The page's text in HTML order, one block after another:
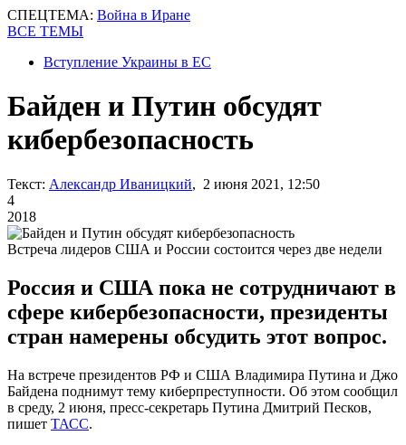
СПЕЦТЕМА: Война в Иране
ВСЕ ТЕМЫ
Вступление Украины в ЕС
Байден и Путин обсудят
кибербезопасность
Текст: Александр Иваницкий, 2 июня 2021, 12:50
4
2018
Встреча лидеров США и России состоится через две недели
Россия и США пока не сотрудничают в
сфере кибербезопасности, президенты
стран намерены обсудить этот вопрос.
На встрече президентов РФ и США Владимира Путина и Джо
Байдена поднимут тему киберпреступности. Об этом сообщил
в среду, 2 июня, пресс-секретарь Путина Дмитрий Песков,
пишет ТАСС.